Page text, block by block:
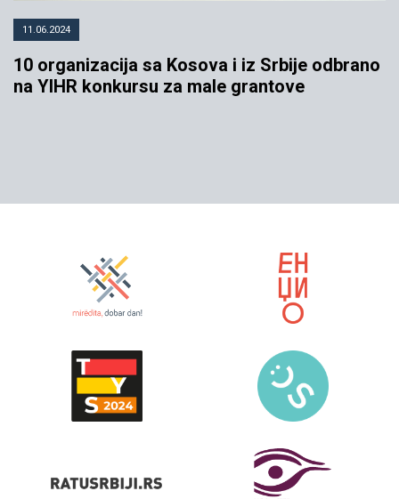
11.06.2024
10 organizacija sa Kosova i iz Srbije odbrano
na YIHR konkursu za male grantove